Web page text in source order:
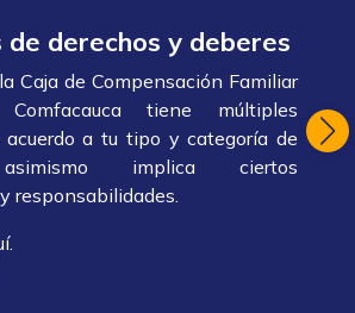
de derechos y deberes
Caja de Compensación Familiar
tiene múltiples
acuerdo a tu tipo y categoría de
implica ciertos
responsabilidades.